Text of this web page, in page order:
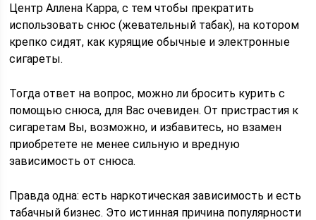
Центр Аллена Карра, с тем чтобы прекратить
использовать снюс (жевательный табак), на котором
крепко сидят, как курящие обычные и электронные
сигареты.
Тогда ответ на вопрос, можно ли бросить курить с
помощью снюса, для Вас очевиден. От пристрастия к
сигаретам Вы, возможно, и избавитесь, но взамен
приобретете не менее сильную и вредную
зависимость от снюса.
Правда одна: есть наркотическая зависимость и есть
табачный бизнес. Это истинная причина популярности